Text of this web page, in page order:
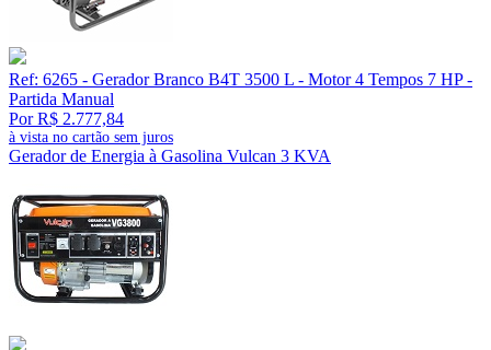
Ref: 6265 - Gerador Branco B4T 3500 L - Motor 4 Tempos 7 HP -
Partida Manual
Por R$ 2.777,84
à vista no cartão sem juros
Gerador de Energia à Gasolina Vulcan 3 KVA